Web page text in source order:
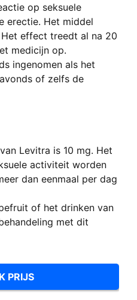
op seksuele
erectie. Het middel
effect treedt al na 20
medicijn op.
ingenomen als het
of zelfs de
Levitra is 10 mg. Het
activiteit worden
dan eenmaal per dag
of het drinken van
met dit
PRIJS